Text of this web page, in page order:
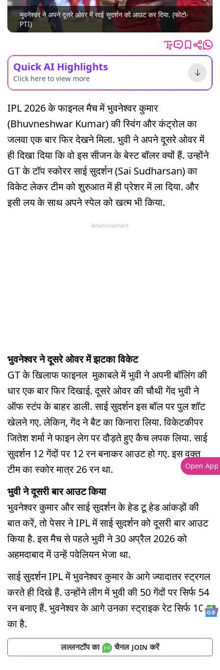
भुवनेश्वर ने अपने दूसरे ओवर में साई सुदर्शन को आउट कर दिया. (फोटो-
PTI)
Quick AI Highlights
Click here to view more
IPL 2026 के फाइनल मैच में भुवनेश्वर कुमार
(Bhuvneshwar Kumar) की स्विंग और कंट्रोल का
जलवा एक बार फिर देखने मिला. भुवी ने अपने दूसरे ओवर में
ही दिखा दिया कि वो इस सीजन के बेस्ट बॉलर क्यों हैं. उन्होंने
GT के टॉप स्कोरर साई सुदर्शन (Sai Sudharsan) का
विकेट लेकर टीम को शुरुआत में ही प्रेशर में ला दिया. और
इसी लय के साथ अपने स्पेल को खत्म भी किया.
Advertisement
भुवनेश्वर ने दूसरे ओवर में झटका विकेट
GT के खिलाफ फाइनल मुकाबले में भुवी ने अपनी बॉलिंग की
धार एक बार फिर दिखाई. दूसरे ओवर की चौथी गेंद भुवी ने
ऑफ स्टंप के बाहर डाली. साई सुदर्शन इस बॉल पर पुल शॉट
खेलने गए. लेकिन, गेंद ने बैट का किनारा लिया. विकेटकीपर
जितेश शर्मा ने फाइन लेग पर दौड़ते हुए कैच लपक लिया. साई
सुदर्शन 12 गेंदों पर 12 रन बनाकर आउट हो गए. इस वक्त
टीम का स्कोर मात्र 26 रन था.
भुवी ने दूसरी बार आउट किया
भुवनेश्वर कुमार और साई सुदर्शन के हेड टू हेड आंकड़ों की
बात करें, तो पेसर ने IPL में साई सुदर्शन को दूसरी बार आउट
किया है. इस मैच से पहले भुवी ने 30 अप्रैल 2026 को
अहमदाबाद में उन्हें पवेलियन भेजा था.
साई सुदर्शन IPL में भुवनेश्वर कुमार के आगे ज्यादातर स्ट्रगल
करते ही दिखे हैं. उन्होंने लीग में भुवी की 50 गेंदों पर सिर्फ 54
रन बनाए हैं. भुवनेश्वर के आगे उनका स्ट्राइक रेट सिर्फ 108
का है.
लल्लनटॉप का चैनल JOIN करें
Open App